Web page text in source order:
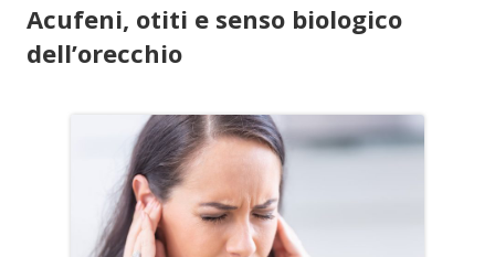
Acufeni, otiti e senso biologico
dell’orecchio